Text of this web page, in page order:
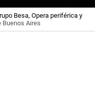
Besa, Opera periférica y
Buenos Aires